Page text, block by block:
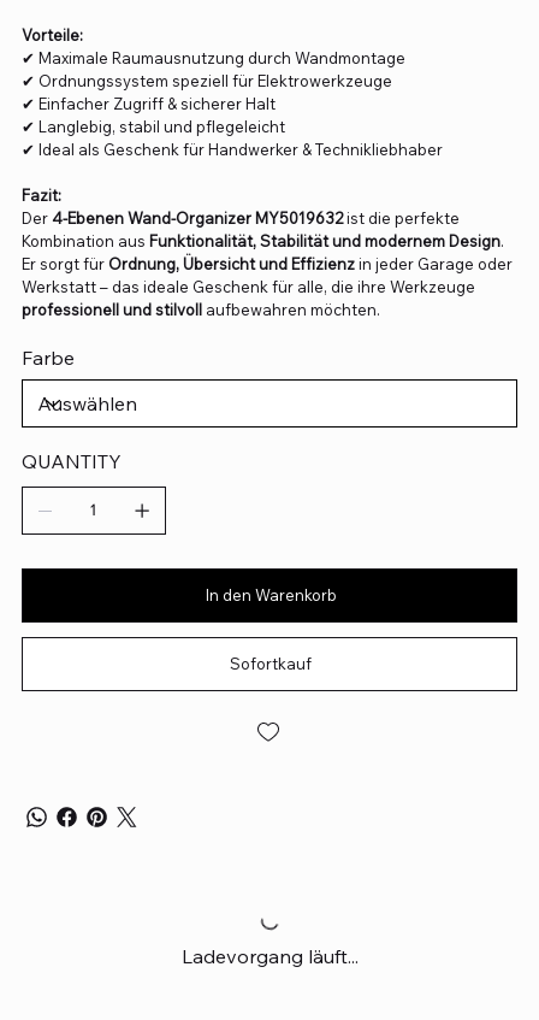
Vorteile:
✔ Maximale Raumausnutzung durch Wandmontage
✔ Ordnungssystem speziell für Elektrowerkzeuge
✔ Einfacher Zugriff & sicherer Halt
✔ Langlebig, stabil und pflegeleicht
✔ Ideal als Geschenk für Handwerker & Technikliebhaber
Fazit:
Der4-Ebenen Wand-Organizer MY5019632ist die perfekte
Kombination aus Funktionalität, Stabilität und modernem Design.
Er sorgt für Ordnung, Übersicht und Effizienzin jeder Garage oder
Werkstatt – das ideale Geschenk für alle, die ihre Werkzeuge
professionell und stilvollaufbewahren möchten.
Farbe
QUANTITY
In den Warenkorb
Sofortkauf
Ladevorgang läuft...